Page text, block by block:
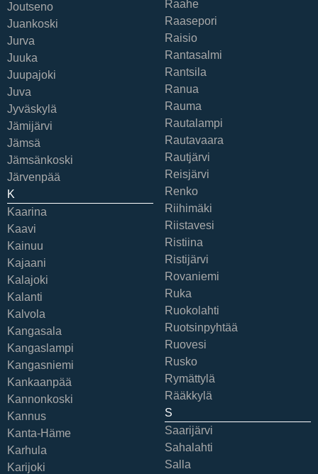
Joutseno
Juankoski
Jurva
Juuka
Juupajoki
Juva
Jyväskylä
Jämijärvi
Jämsä
Jämsänkoski
Järvenpää
K
Kaarina
Kaavi
Kainuu
Kajaani
Kalajoki
Kalanti
Kalvola
Kangasala
Kangaslampi
Kangasniemi
Kankaanpää
Kannonkoski
Kannus
Kanta-Häme
Karhula
Karijoki
Raahe
Raasepori
Raisio
Rantasalmi
Rantsila
Ranua
Rauma
Rautalampi
Rautavaara
Rautjärvi
Reisjärvi
Renko
Riihimäki
Riistavesi
Ristiina
Ristijärvi
Rovaniemi
Ruka
Ruokolahti
Ruotsinpyhtää
Ruovesi
Rusko
Rymättylä
Rääkkylä
S
Saarijärvi
Sahalahti
Salla